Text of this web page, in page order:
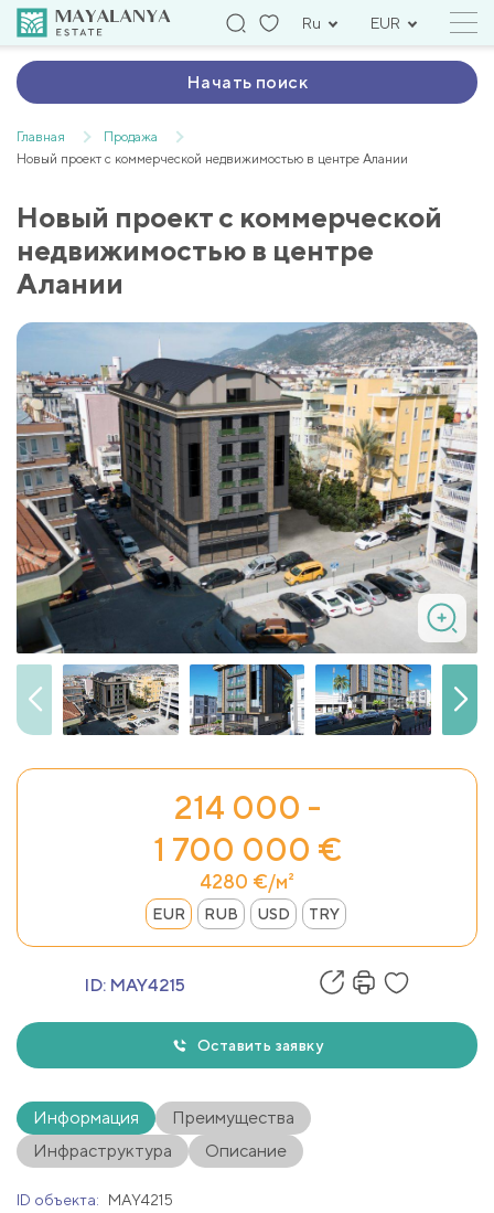
Ru EUR
Начать поиск
Главная
Продажа
Новый проект с коммерческой недвижимостью в центре Алании
Новый проект с коммерческой
недвижимостью в центре
Алании
214 000 -
1 700 000 €
4280 €/м²
EUR RUB USD TRY
ID: MAY4215
Оставить заявку
Информация
Преимущества
Инфраструктура
Описание
ID объекта:
MAY4215